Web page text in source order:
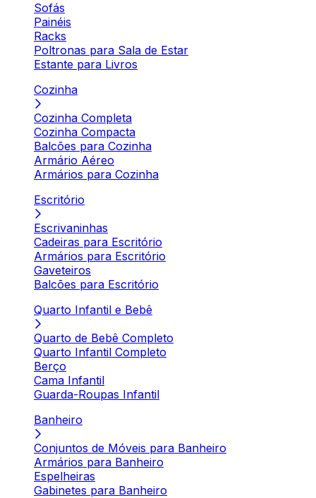
Sofás
Painéis
Racks
Poltronas para Sala de Estar
Estante para Livros
Cozinha
Cozinha Completa
Cozinha Compacta
Balcões para Cozinha
Armário Aéreo
Armários para Cozinha
Escritório
Escrivaninhas
Cadeiras para Escritório
Armários para Escritório
Gaveteiros
Balcões para Escritório
Quarto Infantil e Bebê
Quarto de Bebê Completo
Quarto Infantil Completo
Berço
Cama Infantil
Guarda-Roupas Infantil
Banheiro
Conjuntos de Móveis para Banheiro
Armários para Banheiro
Espelheiras
Gabinetes para Banheiro